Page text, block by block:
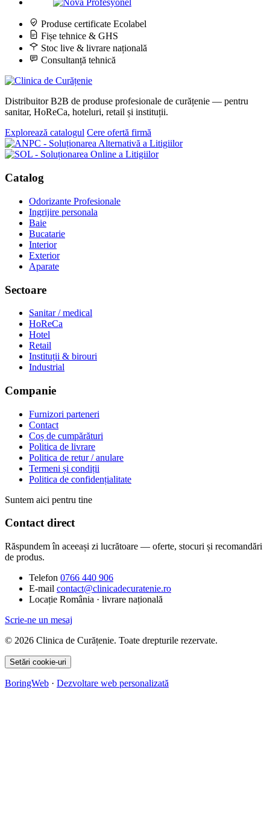
Produse certificate Ecolabel
Fișe tehnice & GHS
Stoc live & livrare națională
Consultanță tehnică
Distribuitor B2B de produse profesionale de curățenie — pentru
sanitar, HoReCa, hoteluri, retail și instituții.
Explorează catalogul Cere ofertă firmă
Catalog
Odorizante Profesionale
Ingrijire personala
Baie
Bucatarie
Interior
Exterior
Aparate
Sectoare
Sanitar / medical
HoReCa
Hotel
Retail
Instituții & birouri
Industrial
Companie
Furnizori parteneri
Contact
Coș de cumpărături
Politica de livrare
Politica de retur / anulare
Termeni și condiții
Politica de confidențialitate
Suntem aici pentru tine
Contact direct
Răspundem în aceeași zi lucrătoare — oferte, stocuri și recomandări
de produs.
Telefon 0766 440 906
E-mail contact@clinicadecuratenie.ro
Locație România · livrare națională
Scrie-ne un mesaj
© 2026 Clinica de Curățenie. Toate drepturile rezervate.
Setări cookie-uri
BoringWeb · Dezvoltare web personalizată